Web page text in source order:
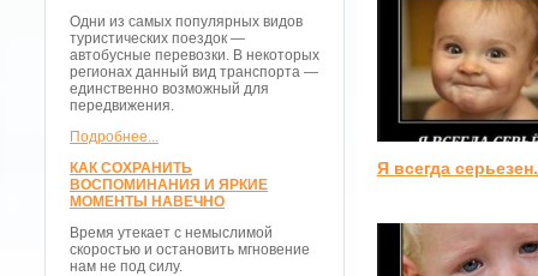
Одни из самых популярных видов
туристических поездок —
автобусные перевозки. В некоторых
регионах данный вид транспорта —
единственно возможный для
передвижения.
Подробнее...
КАК СОХРАНИТЬ
ВОСПОМИНАНИЯ И ЯРКИЕ
МОМЕНТЫ НАВЕЧНО
Время утекает с немыслимой
скоростью и остановить мгновение
нам не под силу.
Я всегда